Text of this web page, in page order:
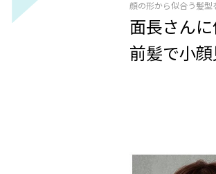
顔の形から似合う髪型
面長さん
前髪で小顔